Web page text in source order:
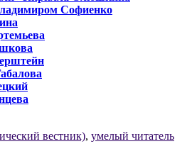
Софиенко
вестник), умелый читатель